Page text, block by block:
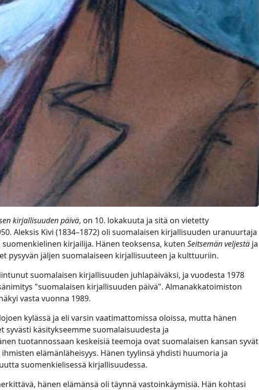
kirjallisuuden päivä, on 10. lokakuuta ja sitä on vietetty
Aleksis Kivi (1834–1872) oli suomalaisen kirjallisuuden uranuurtaja
kirjailija. Hänen teoksensa, kuten Seitsemän veljestä ja
pysyvän jäljen suomalaiseen kirjallisuuteen ja kulttuuriin.
suomalaisen kirjallisuuden juhlapäiväksi, ja vuodesta 1978
"suomalaisen kirjallisuuden päivä". Almanakkatoimiston
vasta vuonna 1989.
kylässä ja eli varsin vaatimattomissa oloissa, mutta hänen
syvästi käsitykseemme suomalaisuudesta ja
tuotannossaan keskeisiä teemoja ovat suomalaisen kansan syvät
elämänläheisyys. Hänen tyylinsä yhdisti huumoria ja
suomenkielisessä kirjallisuudessa.
hänen elämänsä oli täynnä vastoinkäymisiä. Hän kohtasi